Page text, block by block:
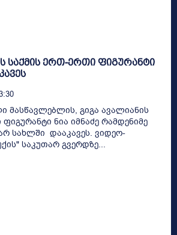
საქმის ერთ-ერთი ფიგურანტი
მასწავლებლის, გიგა ავალიანის
ნია იმნაძე რამდენიმე
სახლში დააკავეს. ვიდეო-
საკუთარ გვერდზე...